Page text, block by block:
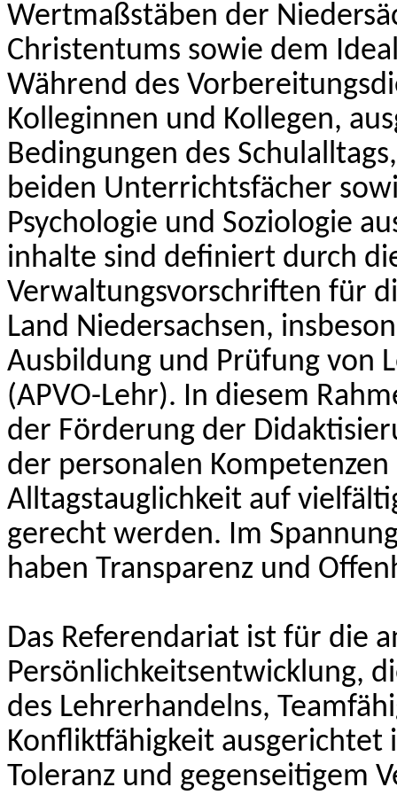
Wertmaßstäben der
Christentums sowie dem
Während des
Kolleginnen und Kollegen,
Bedingungen des
beiden Unterrichtsfächer
Psychologie und Soziologie
inhalte sind definiert durch
Verwaltungsvorschriften für
Land Niedersachsen,
Ausbildung und Prüfung von
(APVO-Lehr). In diesem
der Förderung der
der personalen
Alltagstauglichkeit auf
gerecht werden. Im
haben Transparenz und
Das Referendariat ist für die
Persönlichkeitsentwicklung,
des Lehrerhandelns,
Konfliktfähigkeit
Toleranz und gegenseitigem